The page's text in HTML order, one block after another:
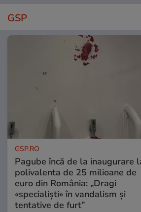
GSP
GSP.RO
Pagube încă de la inaugurare
polivalenta de 25 milioane de
euro din România: „Dragi
«specialiști» în vandalism și
tentative de furt”